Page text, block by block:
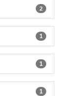
2
1
1
1